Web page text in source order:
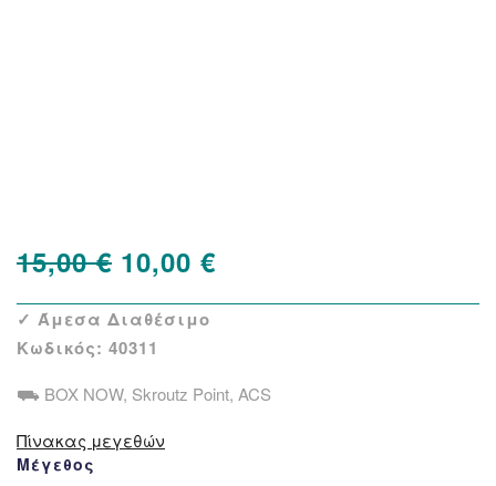
15,00€ Original
price
was:
10,00 €
τρέχουσα
10,00 €.
✓ Άμεσα Διαθέσιμο
Κωδικός: 40311
⛟ BOX NOW, Skroutz Point, ACS
Πίνακας μεγεθών
Μέγεθος